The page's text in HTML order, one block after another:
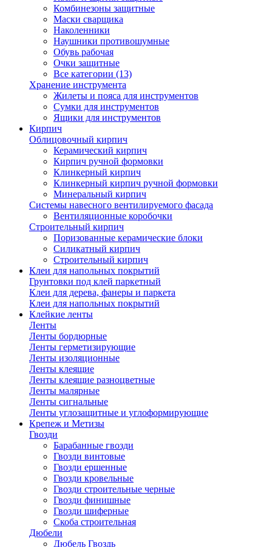
Комбинезоны защитные
Маски сварщика
Наколенники
Наушники противошумные
Обувь рабочая
Очки защитные
Все категории (13)
Хранение инструмента
Жилеты и пояса для инструментов
Сумки для инструментов
Ящики для инструментов
Кирпич
Облицовочный кирпич
Керамический кирпич
Кирпич ручной формовки
Клинкерный кирпич
Клинкерный кирпич ручной формовки
Минеральный кирпич
Системы навесного вентилируемого фасада
Вентиляционные коробочки
Строительный кирпич
Поризованные керамические блоки
Силикатный кирпич
Строительный кирпич
Клеи для напольных покрытий
Грунтовки под клей паркетный
Клеи для дерева, фанеры и паркета
Клеи для напольных покрытий
Клейкие ленты
Ленты
Ленты бордюрные
Ленты герметизирующие
Ленты изоляционные
Ленты клеящие
Ленты клеящие разноцветные
Ленты малярные
Ленты сигнальные
Ленты углозащитные и углоформирующие
Крепеж и Метизы
Гвозди
Барабанные гвозди
Гвозди винтовые
Гвозди ершенные
Гвозди кровельные
Гвозди строительные черные
Гвозди финишные
Гвозди шиферные
Скоба строительная
Дюбели
Дюбель Гвоздь